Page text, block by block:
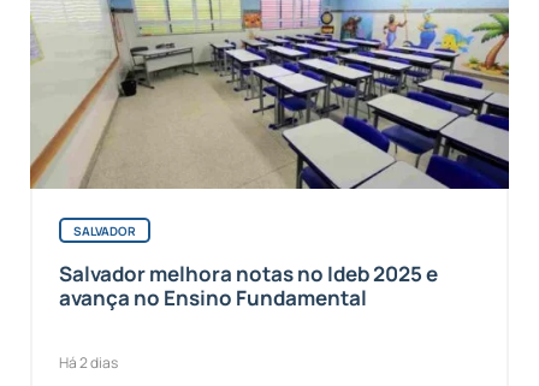
SALVADOR
Salvador melhora notas no Ideb 2025 e
avança no Ensino Fundamental
Há 2 dias